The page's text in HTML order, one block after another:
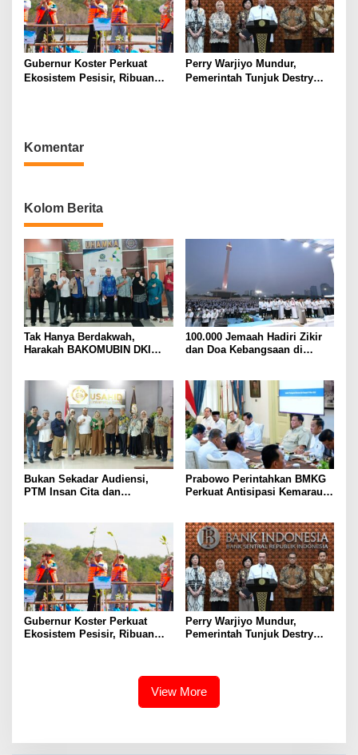
Gubernur Koster Perkuat
Ekosistem Pesisir, Ribuan
Perry Warjiyo Mundur,
Pemerintah Tunjuk Destry
Komentar
Kolom Berita
Tak Hanya Berdakwah,
Harakah BAKOMUBIN DKI
Bersama LKLH FH UHAMKA
100.000 Jemaah Hadiri Zikir
dan Doa Kebangsaan di
Bukan Sekadar Audiensi,
PTM Insan Cita dan
Prabowo Perintahkan BMKG
Perkuat Antisipasi Kemarau
Gubernur Koster Perkuat
Ekosistem Pesisir, Ribuan
Perry Warjiyo Mundur,
Pemerintah Tunjuk Destry
View More